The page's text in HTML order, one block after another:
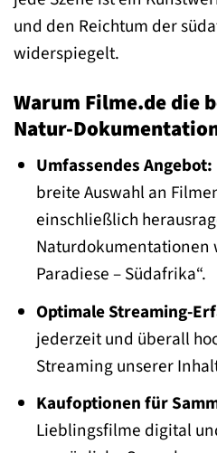
und den Reichtum der
widerspiegelt.
Warum Filme.de die
Natur-
Umfassendes Angebot:
breite Auswahl an
einschließlich
Naturdokumentationen
Paradiese – Südafrika“.
Optimale Streaming-
jederzeit und überall
Streaming unserer
Kaufoptionen für
Lieblingsfilme digital